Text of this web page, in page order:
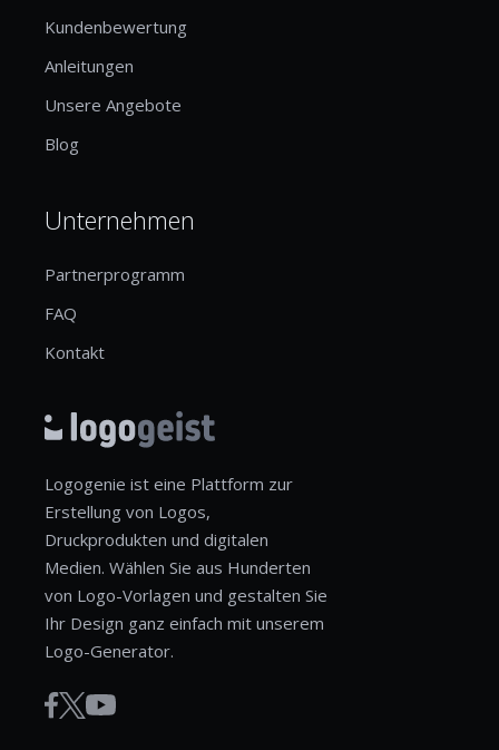
Kundenbewertung
Anleitungen
Unsere Angebote
Blog
Unternehmen
Partnerprogramm
FAQ
Kontakt
Logogenie ist eine Plattform zur
Erstellung von Logos,
Druckprodukten und digitalen
Medien. Wählen Sie aus Hunderten
von Logo-Vorlagen und gestalten Sie
Ihr Design ganz einfach mit unserem
Logo-Generator.